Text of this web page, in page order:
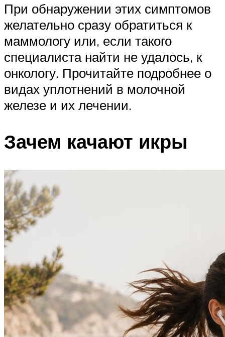
При обнаружении этих симптомов
желательно сразу обратиться к
маммологу или, если такого
специалиста найти не удалось, к
онкологу. Прочитайте подробнее о
видах уплотнений в молочной
железе и их лечении.
Зачем качают икры